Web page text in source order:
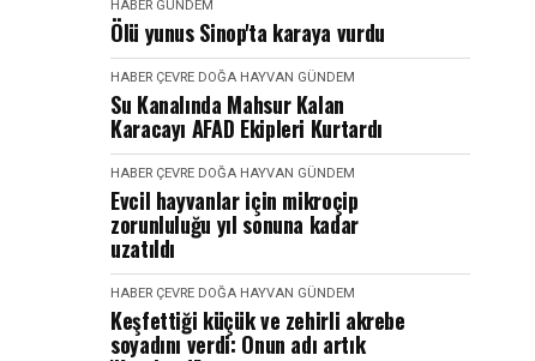
HABER GÜNDEM
Ölü yunus Sinop'ta karaya vurdu
HABER ÇEVRE DOĞA HAYVAN GÜNDEM
Su Kanalında Mahsur Kalan
Karacayı AFAD Ekipleri Kurtardı
HABER ÇEVRE DOĞA HAYVAN GÜNDEM
Evcil hayvanlar için mikroçip
zorunluluğu yıl sonuna kadar
uzatıldı
HABER ÇEVRE DOĞA HAYVAN GÜNDEM
Keşfettiği küçük ve zehirli akrebe
soyadını verdi: Onun adı artık